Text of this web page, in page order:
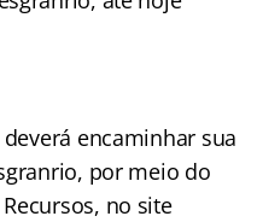
encaminhar sua
por meio do
no site